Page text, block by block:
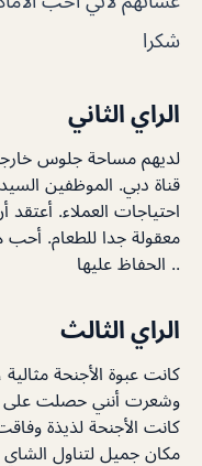
شكرا
الراي الثاني
لديهم مساحة جلوس
قناة دبي. الموظفين
احتياجات العملاء.
.. الحفاظ عليها
الراي الثالث
كانت عبوة الأجنحة
وشعرت أنني حصلت على
كانت الأجنحة لذيذة
مكان جميل لتناول الشاي